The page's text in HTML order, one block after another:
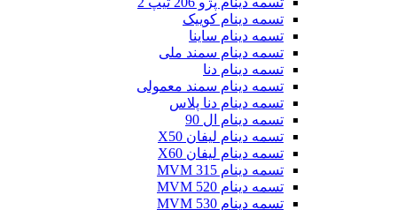
تسمه دینام کوییک
تسمه دینام ساینا
تسمه دینام سمند ملی
تسمه دینام دنا
تسمه دینام سمند معمولی
تسمه دینام دنا پلاس
تسمه دینام ال 90
تسمه دینام لیفان X50
تسمه دینام لیفان X60
تسمه دینام MVM 315
تسمه دینام MVM 520
تسمه دینام MVM 530